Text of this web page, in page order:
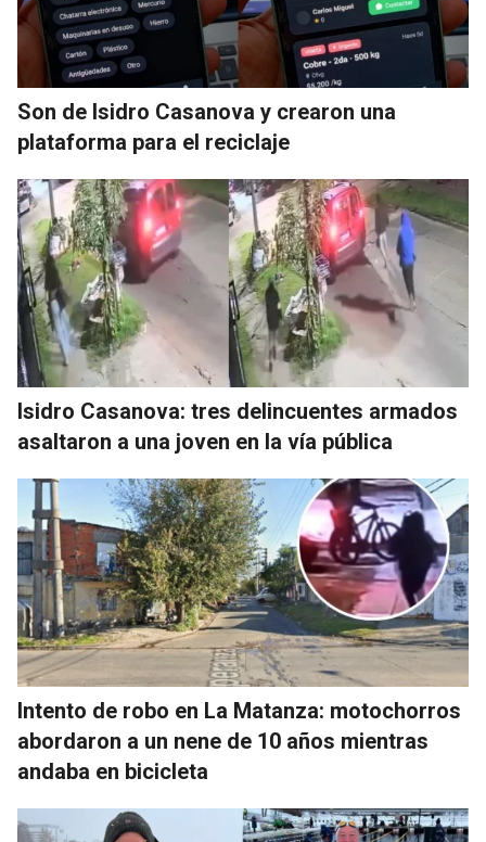
Son de Isidro Casanova y crearon una
plataforma para el reciclaje
Isidro Casanova: tres delincuentes armados
asaltaron a una joven en la vía pública
Intento de robo en La Matanza: motochorros
abordaron a un nene de 10 años mientras
andaba en bicicleta